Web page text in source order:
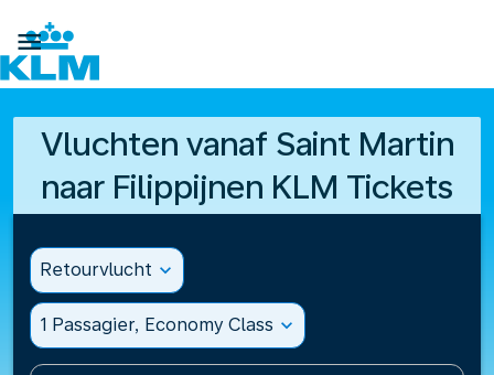

Vluchten vanaf Saint Martin
naar Filippijnen KLM Tickets
Retourvlucht expand_more
1 Passagier, Economy Class expand_more